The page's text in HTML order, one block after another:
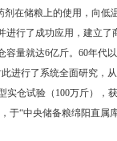
在储粮上的使用，向低
行了成功应用，建立了
量就达6亿斤。60年代
进行了系统全面研究，
仓试验（100万斤），
于“中央储备粮绵阳直属